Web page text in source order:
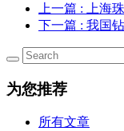
上一篇 : 上海
下一篇 : 我国
为您推荐
所有文章